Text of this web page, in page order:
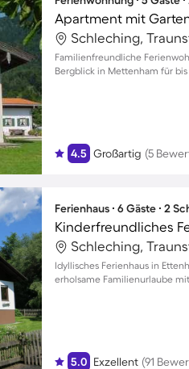
Schleching,
Familienfreundliche
Bergblick in Mettenham für bis
4.5 Großartig (5
Ferienhaus ∙ 6 Gäste ∙ 2
Schleching,
Idyllisches Ferienhaus in
erholsame Familienurlaube
5.0 Exzellent (91